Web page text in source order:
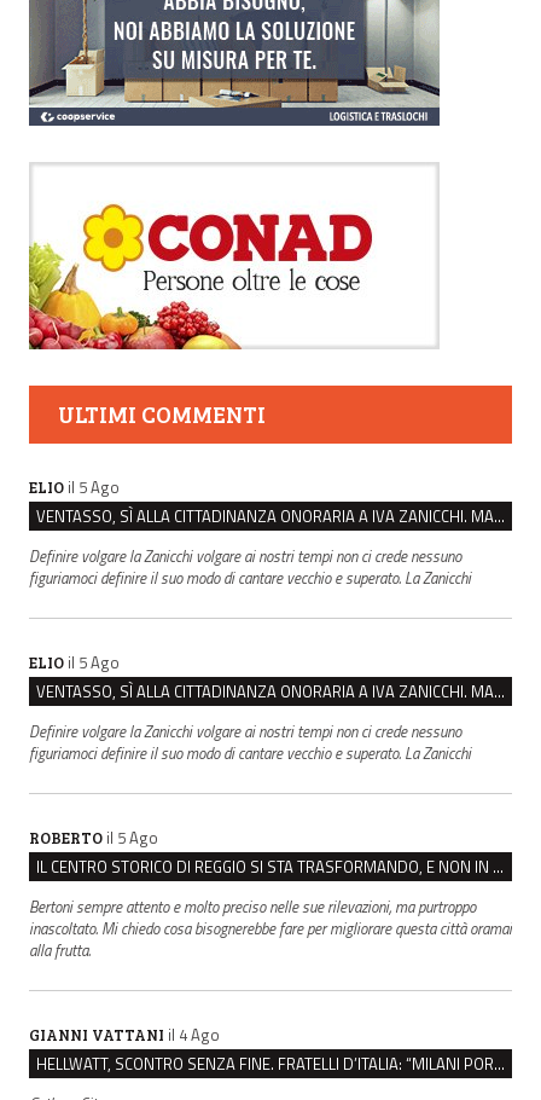
ULTIMI COMMENTI
ELIO il 5 Ago
VENTASSO, SÌ ALLA CITTADINANZA ONORARIA A IVA ZANICCHI. MA BARGIACCHI: “È DI PESSIMO GUSTO”
Definire volgare la Zanicchi volgare ai nostri tempi non ci crede nessuno
figuriamoci definire il suo modo di cantare vecchio e superato. La Zanicchi
ELIO il 5 Ago
VENTASSO, SÌ ALLA CITTADINANZA ONORARIA A IVA ZANICCHI. MA BARGIACCHI: “È DI PESSIMO GUSTO”
Definire volgare la Zanicchi volgare ai nostri tempi non ci crede nessuno
figuriamoci definire il suo modo di cantare vecchio e superato. La Zanicchi
ROBERTO il 5 Ago
IL CENTRO STORICO DI REGGIO SI STA TRASFORMANDO, E NON IN MEGLIO
Bertoni sempre attento e molto preciso nelle sue rilevazioni, ma purtroppo
inascoltato. Mi chiedo cosa bisognerebbe fare per migliorare questa città oramai
alla frutta.
GIANNI VATTANI il 4 Ago
HELLWATT, SCONTRO SENZA FINE. FRATELLI D’ITALIA: “MILANI PORTA DOCUMENTI, DE FRANCO INSULTI”